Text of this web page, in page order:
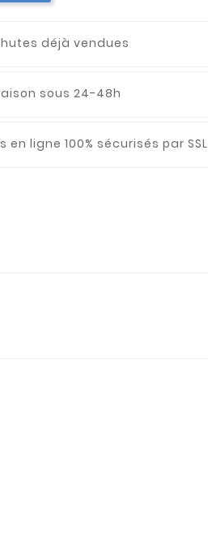
déjà vendues
sous 24-48h
ligne 100% sécurisés par SSL